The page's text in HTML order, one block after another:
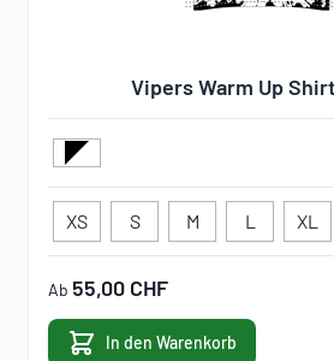
Vipers Warm Up
XS S M L XL
Ab 55,00 CHF
In den Warenkorb